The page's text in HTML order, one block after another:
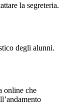
la segreteria.
degli alunni.
online che